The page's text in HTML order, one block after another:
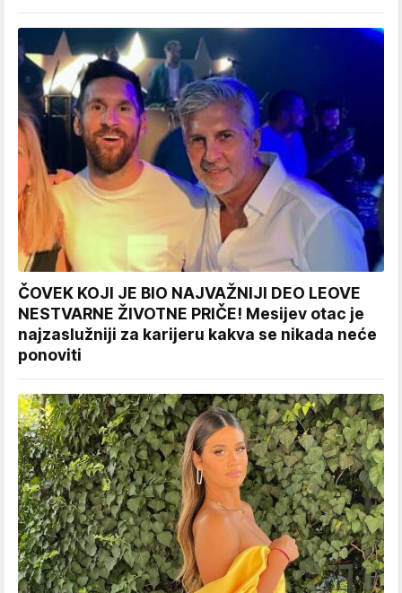
ČOVEK KOJI JE BIO NAJVAŽNIJI DEO LEOVE
NESTVARNE ŽIVOTNE PRIČE! Mesijev otac je
najzaslužniji za karijeru kakva se nikada neće
ponoviti